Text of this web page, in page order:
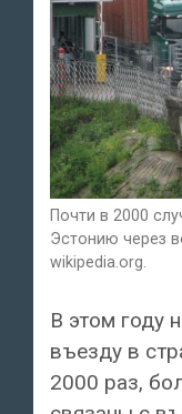
Почти в 2000
Эстонию через
wikipedia.org.
В этом году
въезду в
2000 раз,